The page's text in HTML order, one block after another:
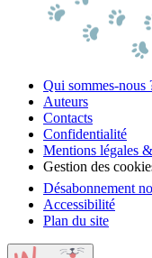
Qui sommes-nous
Auteurs
Contacts
Confidentialité
Mentions légales
Gestion des
Désabonnement
Accessibilité
Plan du site